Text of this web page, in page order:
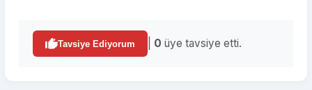
Tavsiye Ediyorum 0 üye tavsiye etti.